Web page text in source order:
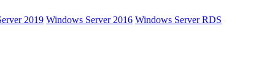
2019 Windows Server 2016 Windows Server RDS